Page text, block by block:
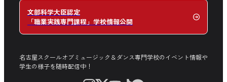
文部科学大臣認定
「職業実践専門課程」学校情報公開
名古屋スクールオブミュージック＆ダンス専門学校のイベント情報や
学生の様子を随時配信中！